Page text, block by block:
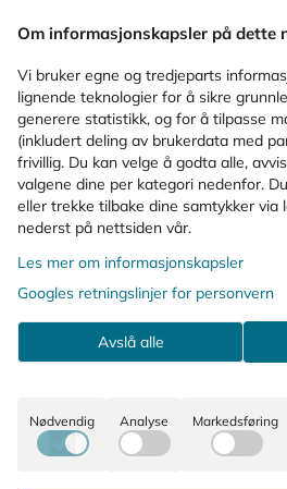
Karakter: (2)5.0 av 5
Acerola
Brusetabletter 30 stk
187,-
Om informasjonskapsler på dette
Vi bruker egne og tredjeparts
lignende teknologier for å sikre
generere statistikk, og for å tilpasse
(inkludert deling av brukerdata med
frivillig. Du kan velge å godta alle,
valgene dine per kategori nedenfor.
eller trekke tilbake dine samtykker via
nederst på nettsiden vår.
Les mer om informasjonskapsler
Googles retningslinjer for personvern
Avslå alle
Nødvendig Analyse Markedsføring